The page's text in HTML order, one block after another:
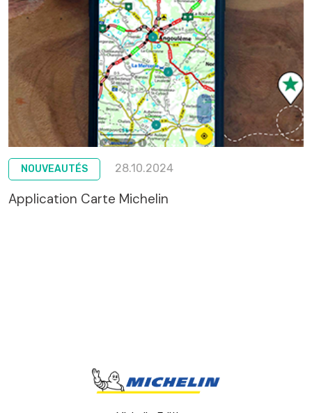
NOUVEAUTÉS 28.10.2024
Application Carte Michelin